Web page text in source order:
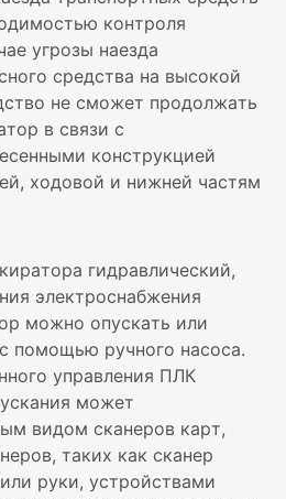
контроля
угрозы наезда
средства на высокой
не сможет продолжать
в связи с
конструкцией
ходовой и нижней частям
гидравлический,
электроснабжения
можно опускать или
помощью ручного насоса.
управления ПЛК
может
видом сканеров карт,
таких как сканер
руки, устройствами